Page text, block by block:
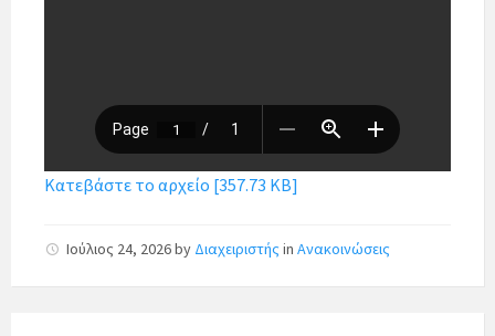
Κατεβάστε το αρχείο [357.73 KB]
Ιούλιος 24, 2026by Διαχειριστής in Ανακοινώσεις